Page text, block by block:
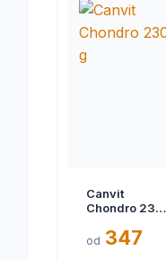
Canvit
Chondro 230
od 347